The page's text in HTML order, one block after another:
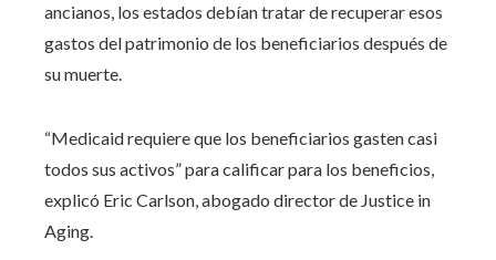
ancianos, los estados debían tratar de recuperar esos
gastos del patrimonio de los beneficiarios después de
su muerte.
“Medicaid requiere que los beneficiarios gasten casi
todos sus activos” para calificar para los beneficios,
explicó Eric Carlson, abogado director de Justice in
Aging.